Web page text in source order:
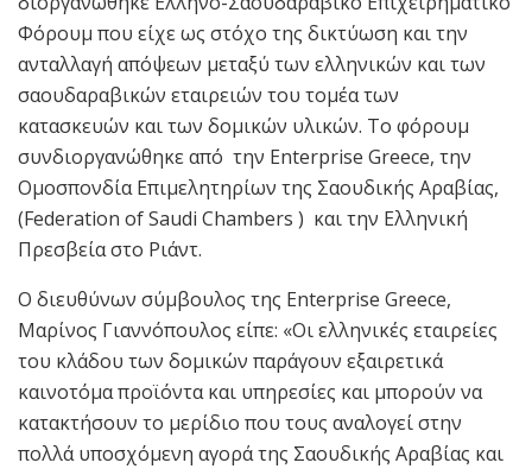
Φόρουμ που είχε ως στόχο της δικτύωση και την
ανταλλαγή απόψεων μεταξύ των ελληνικών και των
σαουδαραβικών εταιρειών του τομέα των
κατασκευών και των δομικών υλικών. Το φόρουμ
συνδιοργανώθηκε από την Enterprise Greece, την
Ομοσπονδία Επιμελητηρίων της Σαουδικής Αραβίας,
(Federation of Saudi Chambers ) και την Ελληνική
Πρεσβεία στο Ριάντ.
Ο διευθύνων σύμβουλος της Enterprise Greece,
Μαρίνος Γιαννόπουλος είπε: «Οι ελληνικές εταιρείες
του κλάδου των δομικών παράγουν εξαιρετικά
καινοτόμα προϊόντα και υπηρεσίες και μπορούν να
κατακτήσουν το μερίδιο που τους αναλογεί στην
πολλά υποσχόμενη αγορά της Σαουδικής Αραβίας και